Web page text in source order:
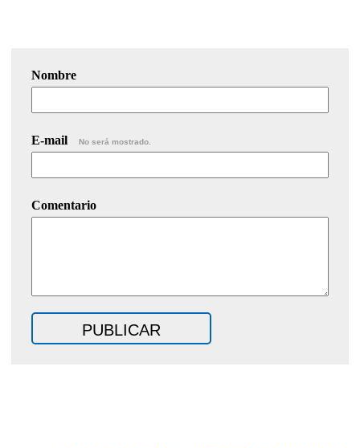
Nombre
E-mail No será mostrado.
Comentario